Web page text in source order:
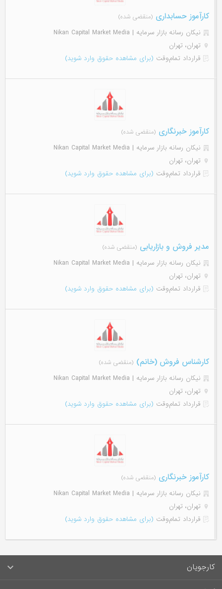
کارآموز حسابداری (منقضی شده)
نیکان رسانه بازار سرمایه | Nikan Capital Market Media
تهران، تهران
قرارداد تمام‌وقت (برای مشاهده حقوق وارد شوید)
کارآموز خبرنگاری (منقضی شده)
نیکان رسانه بازار سرمایه | Nikan Capital Market Media
تهران، تهران
قرارداد تمام‌وقت (برای مشاهده حقوق وارد شوید)
مدیر فروش و بازاریابی (منقضی شده)
نیکان رسانه بازار سرمایه | Nikan Capital Market Media
تهران، تهران
قرارداد تمام‌وقت (برای مشاهده حقوق وارد شوید)
کارشناس فروش (خانم) (منقضی شده)
نیکان رسانه بازار سرمایه | Nikan Capital Market Media
تهران، تهران
قرارداد تمام‌وقت (برای مشاهده حقوق وارد شوید)
کارآموز خبرنگاری (منقضی شده)
نیکان رسانه بازار سرمایه | Nikan Capital Market Media
تهران، تهران
قرارداد تمام‌وقت (برای مشاهده حقوق وارد شوید)
کارجویان